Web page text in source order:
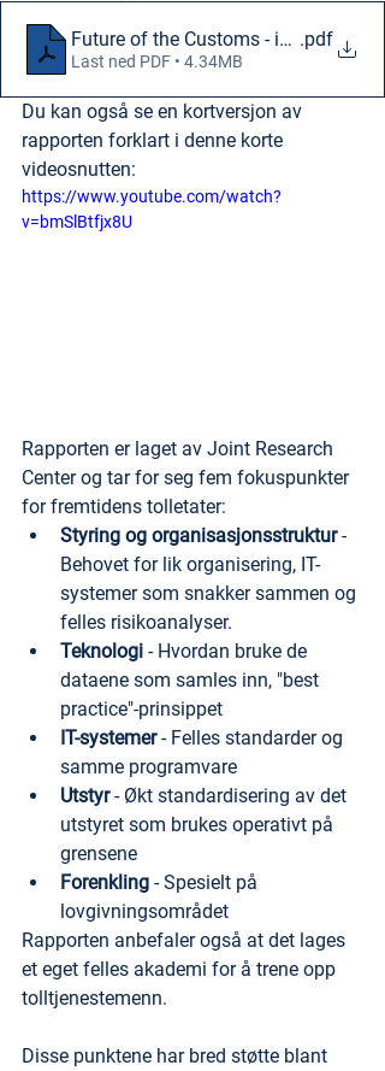
Future of the Customs - in the EU 2040
.pdf
Last ned PDF • 4.34MB
Du kan også se en kortversjon av
rapporten forklart i denne korte
videosnutten:
https://www.youtube.com/watch?
v=bmSlBtfjx8U
Rapporten er laget av Joint Research
Center og tar for seg fem fokuspunkter
for fremtidens tolletater:
Styring og organisasjonsstruktur -
Behovet for lik organisering, IT-
systemer som snakker sammen og
felles risikoanalyser.
Teknologi - Hvordan bruke de
dataene som samles inn, "best
practice"-prinsippet
IT-systemer - Felles standarder og
samme programvare
Utstyr - Økt standardisering av det
utstyret som brukes operativt på
grensene
Forenkling - Spesielt på
lovgivningsområdet
Rapporten anbefaler også at det lages
et eget felles akademi for å trene opp
tolltjenestemenn.
Disse punktene har bred støtte blant